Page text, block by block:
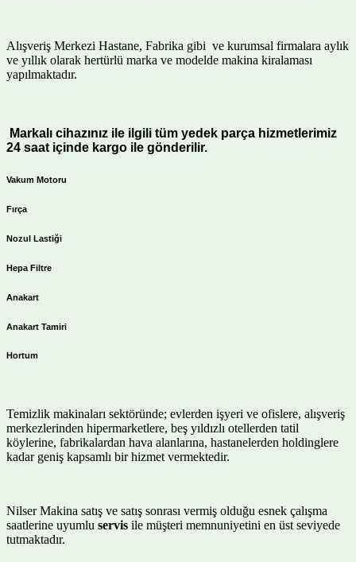
Alışveriş Merkezi Hastane, Fabrika gibi ve kurumsal firmalara aylık
ve yıllık olarak hertürlü marka ve modelde makina kiralaması
yapılmaktadır.
Markalı cihazınız ile ilgili tüm yedek parça hizmetlerimiz
24 saat içinde kargo ile gönderilir.
Vakum Motoru
Fırça
Nozul Lastiği
Hepa Filtre
Anakart
Anakart Tamiri
Hortum
Temizlik makinaları sektöründe; evlerden işyeri ve ofislere, alışveriş
merkezlerinden hipermarketlere, beş yıldızlı otellerden tatil
köylerine, fabrikalardan hava alanlarına, hastanelerden holdinglere
kadar geniş kapsamlı bir hizmet vermektedir.
Nilser Makina satış ve satış sonrası vermiş olduğu esnek çalışma
saatlerine uyumlu servis ile müşteri memnuniyetini en üst seviyede
tutmaktadır.